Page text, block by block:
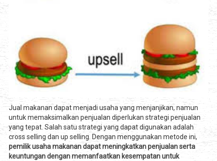
Jual makanan dapat menjadi usaha yang menjanjikan, namun
untuk memaksimalkan penjualan diperlukan strategi penjualan
yang tepat. Salah satu strategi yang dapat digunakan adalah
cross selling dan up selling. Dengan menggunakan metode ini,
pemilik usaha makanan dapat meningkatkan penjualan serta
keuntungan dengan memanfaatkan kesempatan untuk